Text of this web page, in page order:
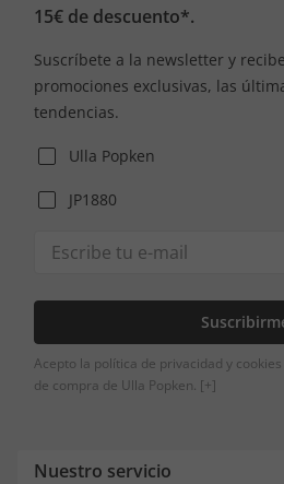
15€ de descuento*.
Suscríbete a la newsletter y
promociones exclusivas, las
tendencias.
Ulla Popken
JP1880
Acepto la política de privacidad y
de compra de Ulla Popken. [+]
Nuestro servicio